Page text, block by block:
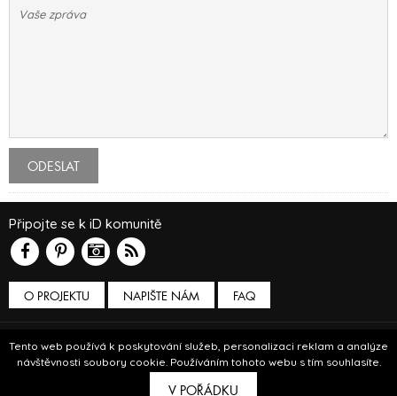
Tento web používá k poskytování služeb, personalizaci reklam a analýze
návštěvnosti soubory cookie. Používáním tohoto webu s tím souhlasíte.
V POŘÁDKU
ODESLAT
O PROJEKTU NAPIŠTE NÁM
Připojte se k iD komunitě
FAQ
Podmínky používání
© Insidecor 2013-2019.